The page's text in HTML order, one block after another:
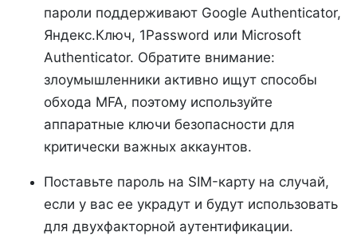
пароли поддерживают Google Authenticator,
Яндекс.Ключ, 1Password или Microsoft
Authenticator. Обратите внимание:
злоумышленники активно ищут способы
обхода MFA, поэтому используйте
аппаратные ключи безопасности для
критически важных аккаунтов.
Поставьте пароль на SIM-карту на случай,
если у вас ее украдут и будут использовать
для двухфакторной аутентификации.